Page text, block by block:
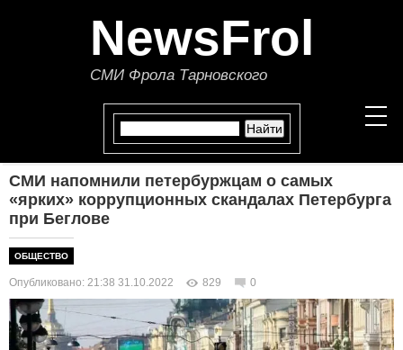
NewsFrol
СМИ Фрола Тарновского
НОВОСТИ
ПОЛИТИКА
ЭКОНОМИКА
СМИ напомнили петербуржцам о самых
«ярких» коррупционных скандалах Петербурга
при Беглове
ОБЩЕСТВО
Опубликовано: 21:38 31.10.2022 829 0